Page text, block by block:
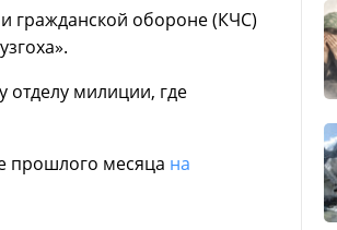
гражданской обороне (КЧС)
отделу милиции, где
прошлого месяца на